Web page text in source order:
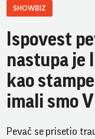
SHOWBIZ
Ispovest
nastupa je
kao
imali smo
Pevač se prisetio